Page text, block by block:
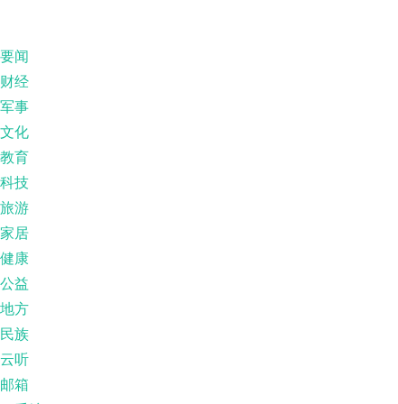
要闻
财经
军事
文化
教育
科技
旅游
家居
健康
公益
地方
民族
云听
邮箱